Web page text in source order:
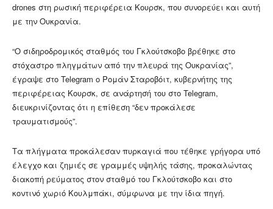
drones στη ρωσική περιφέρεια Κουρσκ, που συνορεύει και αυτή
με την Ουκρανία.
“Ο σιδηροδρομικός σταθμός του Γκλούτσκοβο βρέθηκε στο
στόχαστρο πληγμάτων από την πλευρά της Ουκρανίας”,
έγραψε στο Telegram ο Ρομάν Σταροβόιτ, κυβερνήτης της
περιφέρειας Κουρσκ, σε ανάρτησή του στο Telegram,
διευκρινίζοντας ότι η επίθεση “δεν προκάλεσε
τραυματισμούς”.
Τα πλήγματα προκάλεσαν πυρκαγιά που τέθηκε γρήγορα υπό
έλεγχο και ζημιές σε γραμμές υψηλής τάσης, προκαλώντας
διακοπή ρεύματος στον σταθμό του Γκλούτσκοβο και στο
κοντινό χωριό Κουλμπάκι, σύμφωνα με την ίδια πηγή.